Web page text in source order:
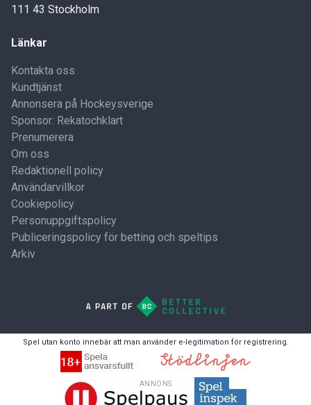
ANNONS
111 43 Stockholm
Länkar
Kontakta oss
Kundtjänst
Annonsera på Hockeysverige
Sponsor: Rekatochklart
Prenumerera
Om oss
Redaktionell policy
Användarvillkor
Cookiepolicy
Personuppgiftspolicy
Publiceringspolicy för betting och speltips
Arkiv
Spel utan konto innebär att man använder e-legitimation för registrering.